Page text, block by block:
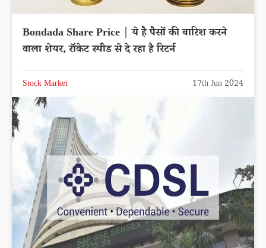
Bondada Share Price | ये है पैसों की बारिश करने
वाला शेयर, रॉकेट स्पीड से दे रहा है रिटर्न
Stock Market 17th Jun 2024